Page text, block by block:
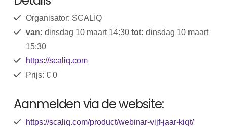
Organisator: SCALIQ
van: dinsdag 10 maart 14:30 tot: dinsdag 10 maart
15:30
https://scaliq.com
Prijs: € 0
Aanmelden via de website:
https://scaliq.com/product/webinar-vijf-jaar-kiqt/